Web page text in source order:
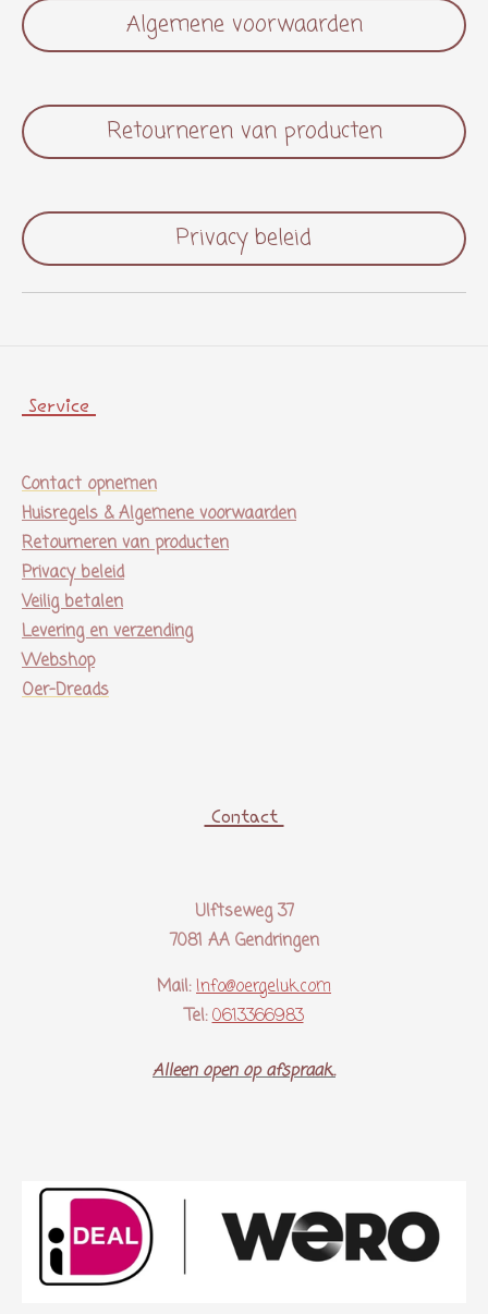
Algemene voorwaarden
Retourneren van producten
Privacy beleid
Service
Contact opnemen
Huisregels & Algemene voorwaarden
Retourneren van producten
Privacy beleid
Veilig betalen
Levering en verzending
Webshop
Oer-Dreads
Contact
Ulftseweg 37
7081 AA Gendringen
Mail: Info@oergeluk.com
Tel: 0613366983
Alleen open op afspraak..